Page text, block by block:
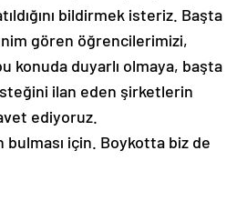
bildirmek isteriz. Başta
gören öğrencilerimizi,
konuda duyarlı olmaya, başta
ilan eden şirketlerin
ediyoruz.
bulması için. Boykotta biz de